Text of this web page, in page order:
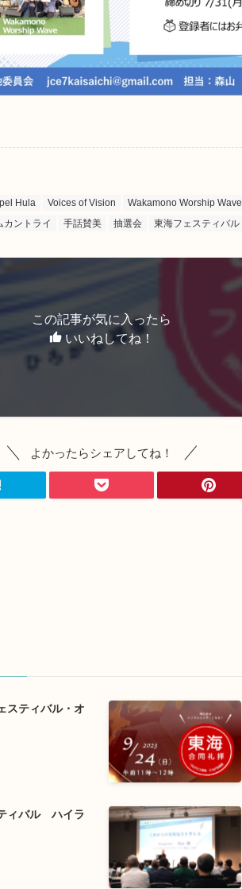
Hula Voices of Vision Wakamono Worship Wave
カントライ 手話賛美 抽選会 東海フェスティバル
この記事が気に入ったら
いいねしてね！
よかったらシェアしてね！
スティバル・オ
ィバル ハイラ